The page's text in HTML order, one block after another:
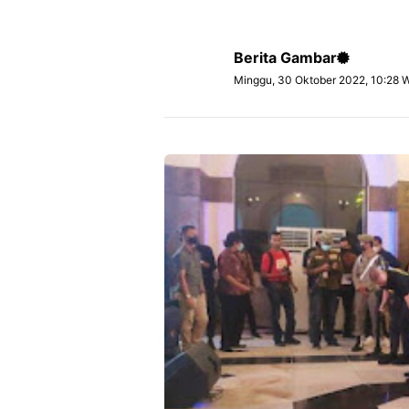
Berita Gambar
Minggu, 30 Oktober 2022, 10:28